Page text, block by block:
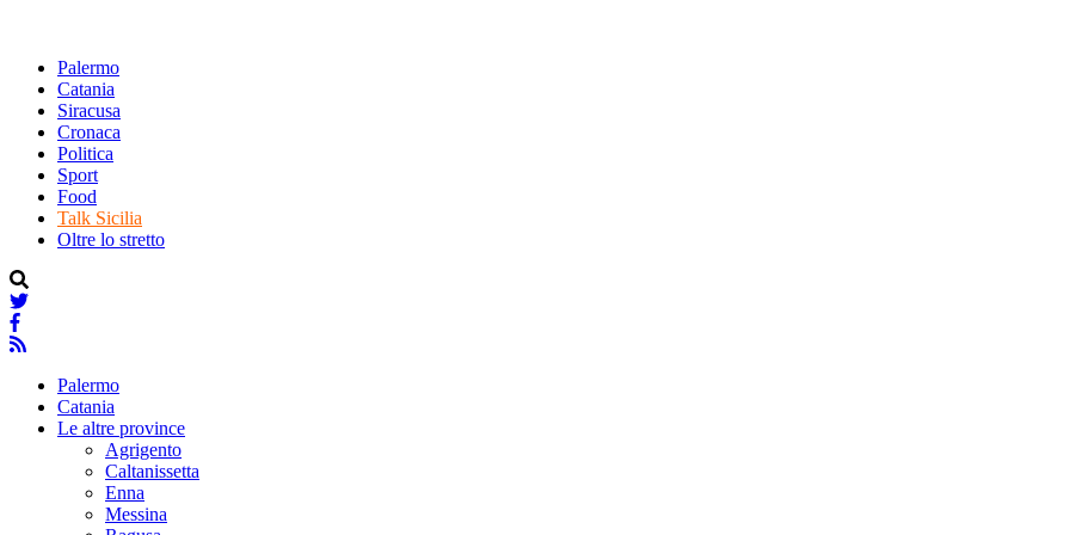
Palermo
Catania
Siracusa
Cronaca
Politica
Sport
Food
Talk Sicilia
Oltre lo stretto
Palermo
Catania
Le altre province
Agrigento
Caltanissetta
Enna
Messina